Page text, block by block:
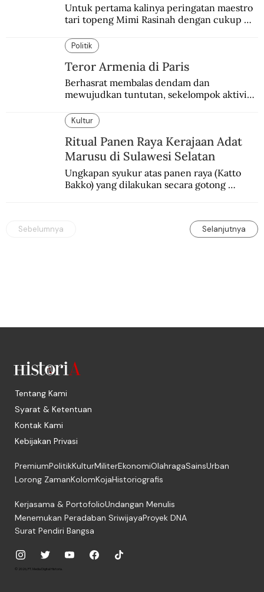
Untuk pertama kalinya peringatan maestro
tari topeng Mimi Rasinah dengan cukup
internasional.
Politik
Teror Armenia di Paris
Berhasrat membalas dendam dan
mewujudkan tuntutan, sekelompok aktivis
Paris.
Kultur
Ritual Panen Raya Kerajaan Adat
Marusu di Sulawesi Selatan
Ungkapan syukur atas panen raya (Katto
Bakko) yang dilakukan secara gotong
Sebelumnya Selanjutnya
Tentang Kami
Syarat & Ketentuan
Kontak Kami
Kebijakan Privasi
PremiumPolitikKulturMiliterEkonomiOlahragaSainsUrban
Lorong ZamanKolomKojaHistoriografis
Kerjasama & PortofolioUndangan Menulis
Menemukan Peradaban SriwijayaProyek DNA
Surat Pendiri Bangsa
© 2026, PT. Media Digital Historia.